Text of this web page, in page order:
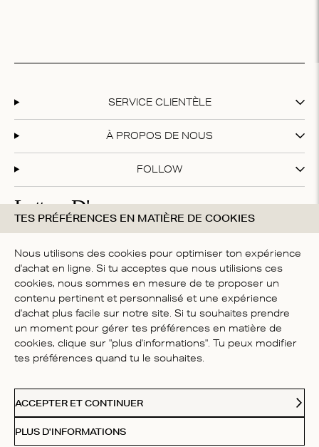
SERVICE CLIENTÈLE
À PROPOS DE NOUS
FOLLOW
Lettres D'amour
Abonne-toi à notre newsletter et profite de 20 % de
réduction sur ton premier achat !
En vous inscrivant, vous acceptez nos termes et conditions
PAYS
Modes de paiement acceptés
TES PRÉFÉRENCES EN MATIÈRE DE COOKIES
Nous utilisons des cookies pour optimiser ton expérience
d'achat en ligne. Si tu acceptes que nous utilisions ces
cookies, nous sommes en mesure de te proposer un
contenu pertinent et personnalisé et une expérience
d'achat plus facile sur notre site. Si tu souhaites prendre
un moment pour gérer tes préférences en matière de
cookies, clique sur "plus d'informations". Tu peux modifier
tes préférences quand tu le souhaites.
ACCEPTER ET CONTINUER
PLUS D'INFORMATIONS